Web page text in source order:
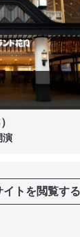
演
イトを閲覧する